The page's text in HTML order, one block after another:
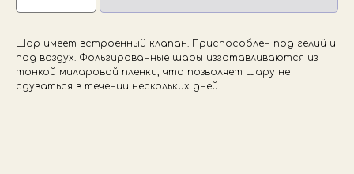
Шар имеет встроенный клапан. Приспособлен под гелий и
под воздух. Фольгированные шары изготавливаются из
тонкой миларовой пленки, что позволяет шару не
сдуваться в течении нескольких дней.